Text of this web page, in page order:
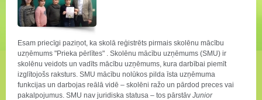
Esam priecīgi paziņot, ka skolā reģistrēts pirmais skolēnu mācību
uzņēmums "Prieka pērlītes" . Skolēnu mācību uzņēmums (SMU) ir
skolēnu veidots un vadīts mācību uzņēmums, kura darbībai piemīt
izglītojošs raksturs. SMU mācību nolūkos pilda īsta uzņēmuma
funkcijas un darbojas reālā vidē – skolēni ražo un pārdod preces vai
pakalpojumus. SMU nav juridiska statusa – tos pārstāv Junior